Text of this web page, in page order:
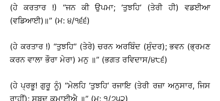
(ਹੇ ਕਰਤਾਰ !) ‘‘ਜਨ ਕੀ ਉਪਮਾ; ‘ਤੁਝਹਿ’ (ਤੇਰੀ ਹੀ) ਵਡਈਆ
(ਵਡਿਆਈ)॥’’ (ਮ: ੪/੧੬੬)
(ਹੇ ਕਰਤਾਰ !) ‘‘ਤੁਝਹਿ’’ (ਤੇਰੇ) ਚਰਨ ਅਰਬਿੰਦ (ਸੁੰਦਰ); ਭਵਨ (ਭ੍ਰਮਣ
ਕਰਨ ਵਾਲਾ ਭੌਰਾ ਮੇਰਾ) ਮਨੁ ॥’’ (ਭਗਤ ਰਵਿਦਾਸ/੪੮੬)
(ਹੇ ਪ੍ਰਭੂ! ਗੁਰੂ ਨੂੰ) ‘‘ਮੇਲਹਿ ‘ਤੁਝਹਿ’ ਰਜਾਇ (ਤੇਰੀ ਰਜ਼ਾ ਅਨੁਸਾਰ, ਜਿਸ
ਰਾਹੀਂ); ਸਬਦੁ ਕਮਾਈਐ ॥’’ (ਮ: ੧/੭੫੨)